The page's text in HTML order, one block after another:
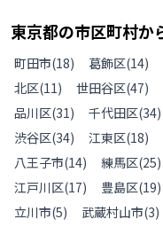
東京都の市区町村か
町田市(18) 葛飾区(14)
北区(11) 世田谷区(47)
品川区(31) 千代田区(34)
渋谷区(34) 江東区(18)
八王子市(14) 練馬区(25)
江戸川区(17) 豊島区(19)
立川市(5) 武蔵村山市(3)